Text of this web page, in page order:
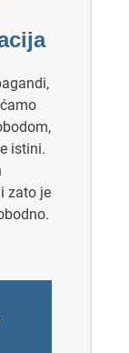
istini.
zato je